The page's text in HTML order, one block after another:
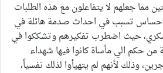
مما جعلهم لا يتفاعلون مع هذه الطلبات
تسبب في احداث صدمة هائلة في
حيث اضطرب تفكيرهم وتشككوا في
حكم الي مأساة كانوا فيها شهداء
وذلك لأنهم لم يتهيأوا لذلك نفسياً،